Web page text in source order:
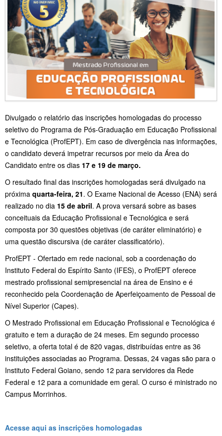
Divulgado o relatório das inscrições homologadas do processo
seletivo do Programa de Pós-Graduação em Educação Profissional
e Tecnológica (ProfEPT). Em caso de divergência nas informações,
o candidato deverá impetrar recursos por meio da Área do
Candidato entre os dias 17 e 19 de março.
O resultado final das inscrições homologadas será divulgado na
próxima quarta-feira, 21. O Exame Nacional de Acesso (ENA) será
realizado no dia 15 de abril. A prova versará sobre as bases
conceituais da Educação Profissional e Tecnológica e será
composta por 30 questões objetivas (de caráter eliminatório) e
uma questão discursiva (de caráter classificatório).
ProfEPT - Ofertado em rede nacional, sob a coordenação do
Instituto Federal do Espírito Santo (IFES), o ProfEPT oferece
mestrado profissional semipresencial na área de Ensino e é
reconhecido pela Coordenação de Aperfeiçoamento de Pessoal de
Nível Superior (Capes).
O Mestrado Profissional em Educação Profissional e Tecnológica é
gratuito e tem a duração de 24 meses. Em segundo processo
seletivo, a oferta total é de 820 vagas, distribuídas entre as 36
instituições associadas ao Programa. Dessas, 24 vagas são para o
Instituto Federal Goiano, sendo 12 para servidores da Rede
Federal e 12 para a comunidade em geral. O curso é ministrado no
Campus Morrinhos.
Acesse aqui as inscrições homologadas